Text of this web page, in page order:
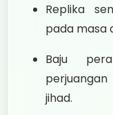
Replika
pada masa
Baju
jihad.